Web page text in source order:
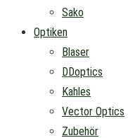
Sako
Optiken
Blaser
DDoptics
Kahles
Vector Optics
Zubehör